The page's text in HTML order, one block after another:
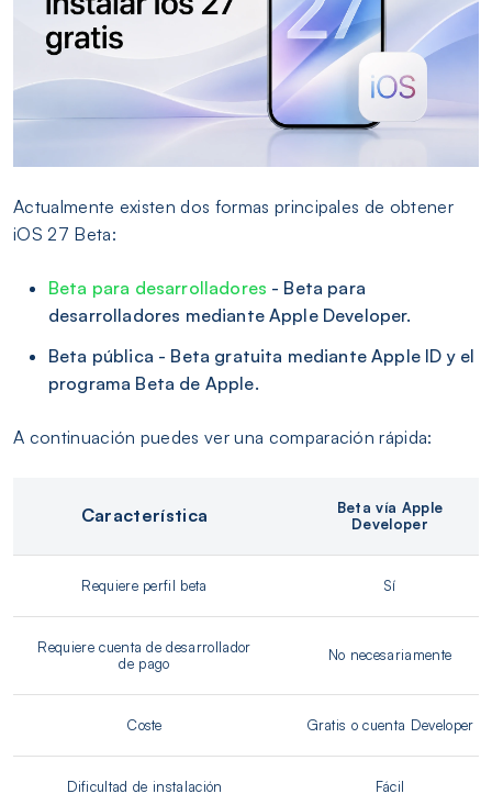
Actualmente existen dos formas principales de obtener
iOS 27 Beta:
Beta para desarrolladores - Beta para
desarrolladores mediante Apple Developer.
Beta pública - Beta gratuita mediante Apple ID y el
programa Beta de Apple.
A continuación puedes ver una comparación rápida:
Característica
Beta vía Apple
Developer
Requiere perfil beta Sí
Requiere cuenta de desarrollador
de pago
No necesariamente
Coste Gratis o cuenta Developer
Dificultad de instalación Fácil